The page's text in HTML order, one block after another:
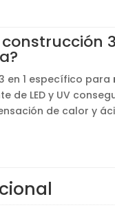
en 1 específico para
de LED y UV
de calor y